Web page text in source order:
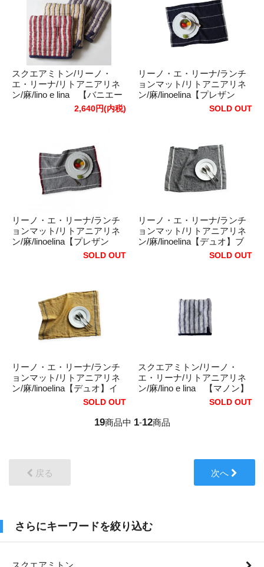
スクエアミトン/リーノ・
エ・リーナ/リトアニアリネ
ン/麻/lino e lina 【バニエー
ル】 イエロー/パープル
2,640円(内税)
リーノ・エ・リーナ/ランチ
ョンマット/リトアニアリネ
ン/麻/linoelina【プレザン
ス】ダークブルー/ホワイト
SOLD OUT
リーノ・エ・リーナ/ランチ
ョンマット/リトアニアリネ
ン/麻/linoelina【プレザン
ス】ライトブルー/レッド
SOLD OUT
リーノ・エ・リーナ/ランチ
ョンマット/リトアニアリネ
ン/麻/linoelina【デュオ】ブ
SOLD OUT
リーノ・エ・リーナ/ランチ
ョンマット/リトアニアリネ
ン/麻/linoelina【デュオ】イ
SOLD OUT
スクエアミトン/リーノ・
エ・リーナ/リトアニアリネ
ン/麻/lino e lina 【マノン】
SOLD OUT
19商品中 1-12商品
戻る 次へ
さらにキーワードを絞り込む
スクエアミトン